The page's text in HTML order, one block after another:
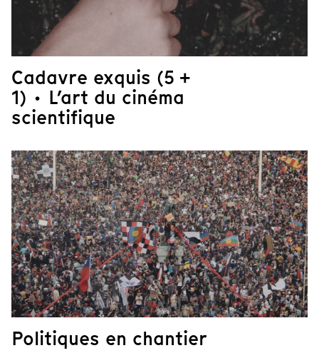
Cadavre exquis (5 +
1) · L’art du cinéma
scientifique
Politiques en chantier